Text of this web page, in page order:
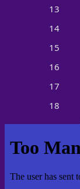
13
14
15
16
17
18